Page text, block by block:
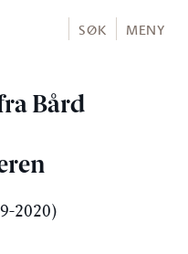
SØK MENY
Bård
2020)